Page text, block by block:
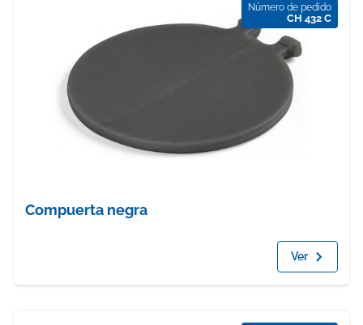
Número de pedido
CH 432 C
Compuerta negra
Ver